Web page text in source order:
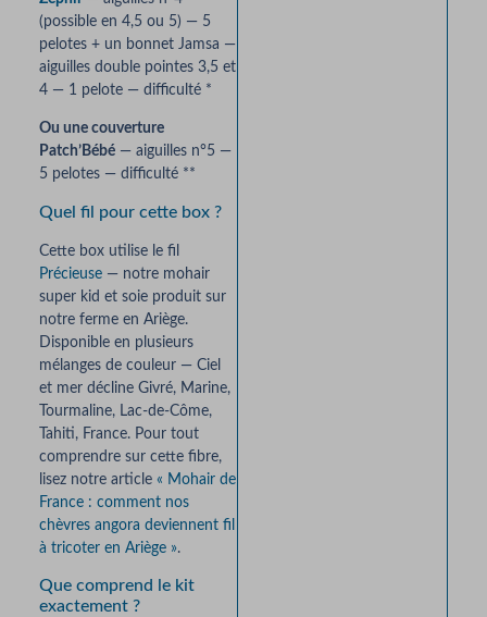
(possible en 4,5 ou 5) — 5
pelotes + un bonnet Jamsa —
aiguilles double pointes 3,5 et
4 — 1 pelote — difficulté *
Ou une couverture
Patch’Bébé— aiguilles n°5 —
5 pelotes — difficulté **
Quel fil pour cette box ?
Cette box utilise le fil
Précieuse— notre mohair
super kid et soie produit sur
notre ferme en Ariège.
Disponible en plusieurs
mélanges de couleur — Ciel
et mer décline Givré, Marine,
Tourmaline, Lac-de-Côme,
Tahiti, France. Pour tout
comprendre sur cette fibre,
lisez notre article « Mohair de
France : comment nos
chèvres angora deviennent fil
à tricoter en Ariège ».
Que comprend le kit
exactement ?